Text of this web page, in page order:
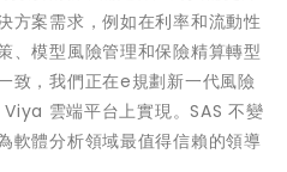
方案需求，例如在利率和流動性
、模型風險管理和保險精算轉型
致，我們正在e規劃新一代風險
雲端平台上實現。SAS 不變
軟體分析領域最值得信賴的領導